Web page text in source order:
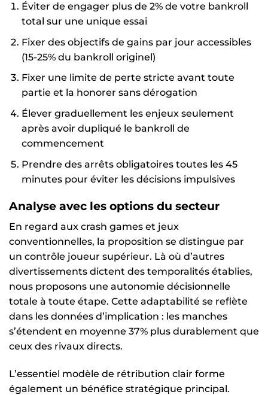
Éviter de engager plus de 2% de votre bankroll
total sur une unique essai
Fixer des objectifs de gains par jour accessibles
(15-25% du bankroll originel)
Fixer une limite de perte stricte avant toute
partie et la honorer sans dérogation
Élever graduellement les enjeux seulement
après avoir dupliqué le bankroll de
commencement
Prendre des arrêts obligatoires toutes les 45
minutes pour éviter les décisions impulsives
Analyse avec les options du secteur
En regard aux crash games et jeux
conventionnelles, la proposition se distingue par
un contrôle joueur supérieur. Là où d’autres
divertissements dictent des temporalités établies,
nous proposons une autonomie décisionnelle
totale à toute étape. Cette adaptabilité se reflète
dans les données d’implication : les manches
s’étendent en moyenne 37% plus durablement que
ceux des rivaux directs.
L’essentiel modèle de rétribution clair forme
également un bénéfice stratégique principal.